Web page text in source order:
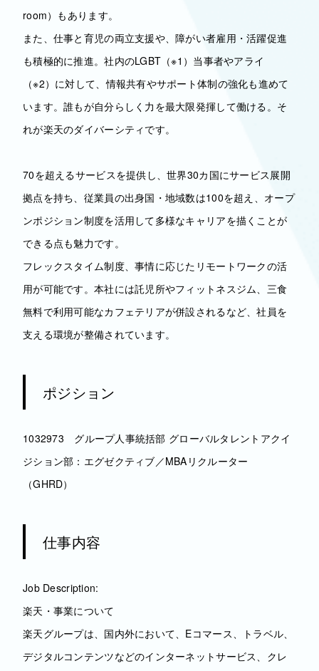
room）もあります。
また、仕事と育児の両立支援や、障がい者雇用・活躍促進
も積極的に推進。社内のLGBT（※1）当事者やアライ
（※2）に対して、情報共有やサポート体制の強化も進めて
います。誰もが自分らしく力を最大限発揮して働ける。そ
れが楽天のダイバーシティです。
70を超えるサービスを提供し、世界30カ国にサービス展開
拠点を持ち、従業員の出身国・地域数は100を超え、オープ
ンポジション制度を活用して多様なキャリアを描くことが
できる点も魅力です。
フレックスタイム制度、事情に応じたリモートワークの活
用が可能です。本社には託児所やフィットネスジム、三食
無料で利用可能なカフェテリアが併設されるなど、社員を
支える環境が整備されています。
ポジション
1032973 グループ人事統括部 グローバルタレントアクイ
ジション部：エグゼクティブ／MBAリクルーター
（GHRD）
仕事内容
Job Description:
楽天・事業について
楽天グループは、国内外において、Eコマース、トラベル、
デジタルコンテンツなどのインターネットサービス、クレ